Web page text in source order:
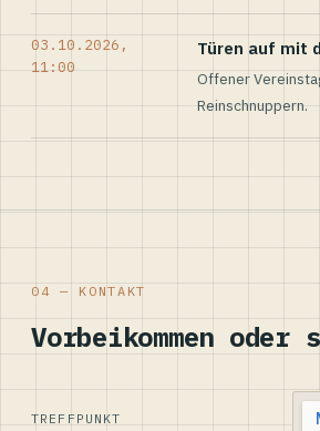
03.10.2026,
11:00
Türen auf mit
Offener
Reinschnuppern.
04 — KONTAKT
Vorbeikommen oder
TREFFPUNKT